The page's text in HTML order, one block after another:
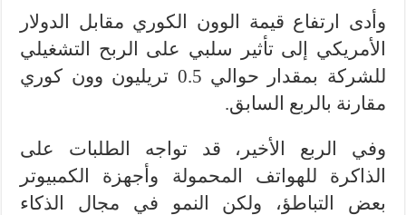
وأدى ارتفاع قيمة الوون الكوري مقابل الدولار
الأمريكي إلى تأثير سلبي على الربح التشغيلي
للشركة بمقدار حوالي 0.5 تريليون وون كوري
مقارنة بالربع السابق.
وفي الربع الأخير، قد تواجه الطلبات على
الذاكرة للهواتف المحمولة وأجهزة الكمبيوتر
بعض التباطؤ، ولكن النمو في مجال الذكاء